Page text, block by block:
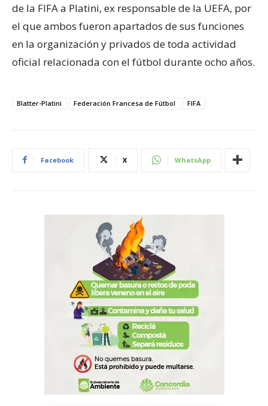
de la FIFA a Platini, ex responsable de la UEFA, por
el que ambos fueron apartados de sus funciones
en la organización y privados de toda actividad
oficial relacionada con el fútbol durante ocho años.
Blatter-Platini Federación Francesa de Fútbol FIFA
Facebook X WhatsApp